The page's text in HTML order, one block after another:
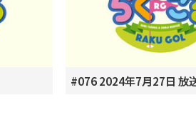
#076 2024年7月27日 放